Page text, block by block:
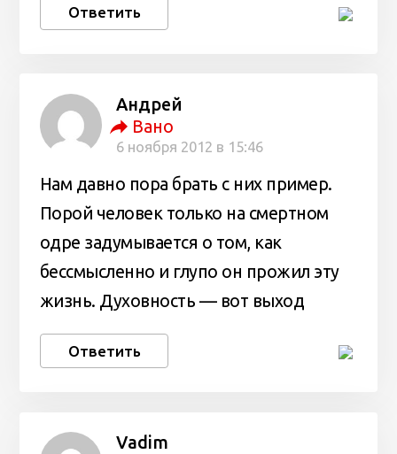
Ответить
Андрей
Вано
6 ноября 2012 в 15:46
Нам давно пора брать с них пример.
Порой человек только на смертном
одре задумывается о том, как
бессмысленно и глупо он прожил эту
жизнь. Духовность — вот выход
Ответить
Vadim